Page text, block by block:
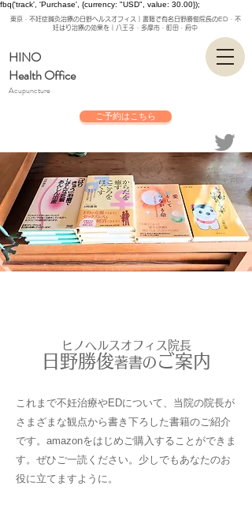
fbq('track', 'Purchase', {currency: "USD", value: 30.00});
ご予約はこちら
HINO
Health Office
Acupuncture
東京・不妊症鍼灸治療の日野ヘルスオフィス｜書籍で有名日野勝俊院長のED・不
妊はり治療の効果を｜八王子・多摩市・町田・府中
ヒノヘルスオフィス院長
日野勝俊著書の ご案内
これまで不妊治療やEDについて、当院の院長が
さまざまな観点から書き下ろした書籍のご紹介
です。amazon​をはじめご購入することができま
す。ぜひご一読ください。少しでもあなたのお
役に立てますように。